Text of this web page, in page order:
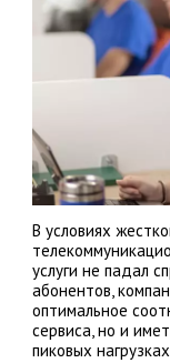
В условиях
услуги не падал
абонентов,
оптимальное
сервиса, но и
пиковых